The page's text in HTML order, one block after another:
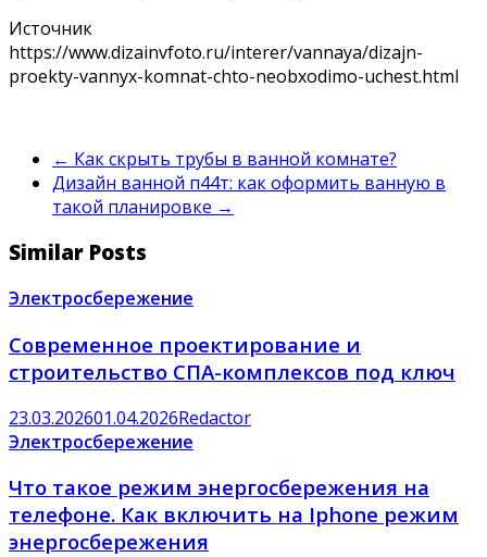
Источник
https://www.dizainvfoto.ru/interer/vannaya/dizajn-
proekty-vannyx-komnat-chto-neobxodimo-uchest.html
← Как скрыть трубы в ванной комнате?
Дизайн ванной п44т: как оформить ванную в
такой планировке →
Similar Posts
Электросбережение
Современное проектирование и
строительство СПА-комплексов под ключ
23.03.202601.04.2026Redactor
Электросбережение
Что такое режим энергосбережения на
телефоне. Как включить на Iphone режим
энергосбережения